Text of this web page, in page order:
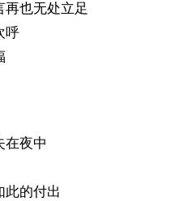
再也无处立足
呼
在夜中
此的付出